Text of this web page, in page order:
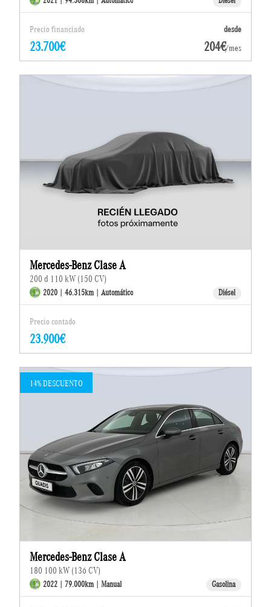
Precio financiado desde
23.700€ 204€/mes
Mercedes-Benz Clase A
200 d 110 kW (150 CV)
2020 | 46.315km | Automático Diésel
Precio contado
23.900€
14% DESCUENTO
Mercedes-Benz Clase A
180 100 kW (136 CV)
2022 | 79.000km | Manual Gasolina